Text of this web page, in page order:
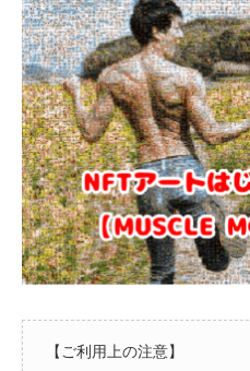
【ご利用上の注意】